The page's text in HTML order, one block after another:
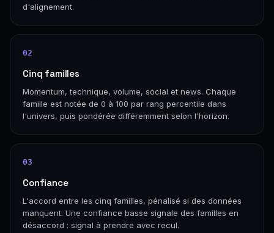
d'alignement.
02
Cinq familles
Momentum, technique, volume, social et news. Chaque
famille est notée de 0 à 100 par rang percentile dans
l'univers, puis pondérée différemment selon l'horizon.
03
Confiance
L'accord entre les cinq familles, pénalisé si des données
manquent. Une confiance basse signale des familles en
désaccord : signal à prendre avec recul.